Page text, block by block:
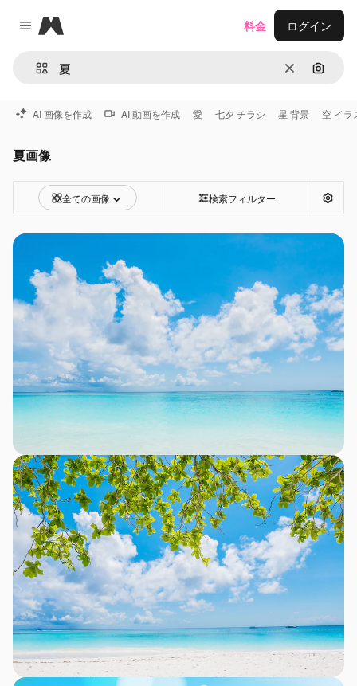
Close menu
Magnific
消去 画像で
料金 ログイン
AI 画像を作成 AI 動画を作成 愛 七夕 チラシ 星 背景 空 イラ
夏画像
全ての画像 検索フィルター